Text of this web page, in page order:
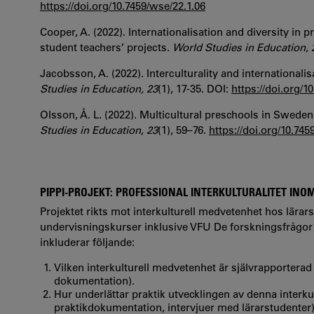
https://doi.org/10.7459/wse/22.1.06
Cooper, A. (2022). Internationalisation and diversity in
student teachers’ projects. World Studies in Education,
Jacobsson, A. (2022). Interculturality and
Studies in Education, 23(1), 17-35. DOI: https://doi.org/
Olsson, Å. L. (2022). Multicultural preschools in
Studies in Education, 23(1), 59–76. https://doi.org/
PIPPI-PROJEKT: PROFESSIONAL INTERKULTURALITET
Projektet rikts mot interkulturell medvetenhet hos
undervisningskurser inklusive VFU De
inkluderar följande:
Vilken interkulturell medvetenhet är
dokumentation).
Hur underlättar praktik utvecklingen av denna
praktikdokumentation, intervjuer med lärarstudenter)